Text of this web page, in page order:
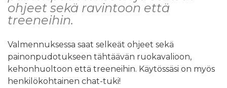
ohjeet sekä ravintoon että
treeneihin.
Valmennuksessa saat selkeät ohjeet sekä
painonpudotukseen tähtäävän ruokavalioon,
kehonhuoltoon että treeneihin. Käytössäsi on myös
henkilökohtainen chat-tuki!